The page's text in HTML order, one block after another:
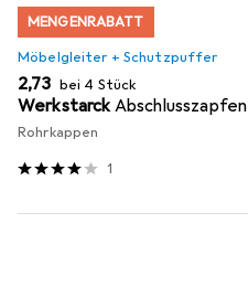
MENGENRABATT
Möbelgleiter + Schutzpuffer
EUR
2,73 bei 4 Stück
WerkstarckAbschlusszapfen
Rohrkappen
1